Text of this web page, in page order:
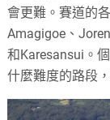
會更難。賽道的
Amagigoe 、
和Karesansui 。
什麼難度的路段